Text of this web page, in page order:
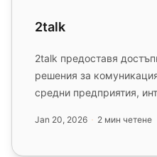
2talk
2talk предоставя
решения за
средни предприятия,
Jan 20, 2026 2 мин четене